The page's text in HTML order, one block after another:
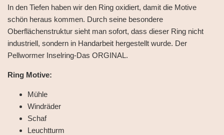
In den Tiefen haben wir den Ring oxidiert, damit die Motive
schön heraus kommen. Durch seine besondere
Oberflächenstruktur sieht man sofort, dass dieser Ring nicht
industriell, sondern in Handarbeit hergestellt wurde. Der
Pellwormer Inselring-Das ORGINAL.
Ring Motive:
Mühle
Windräder
Schaf
Leuchtturm